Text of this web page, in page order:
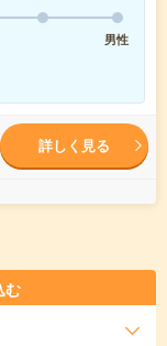
男性
詳しく見る
む